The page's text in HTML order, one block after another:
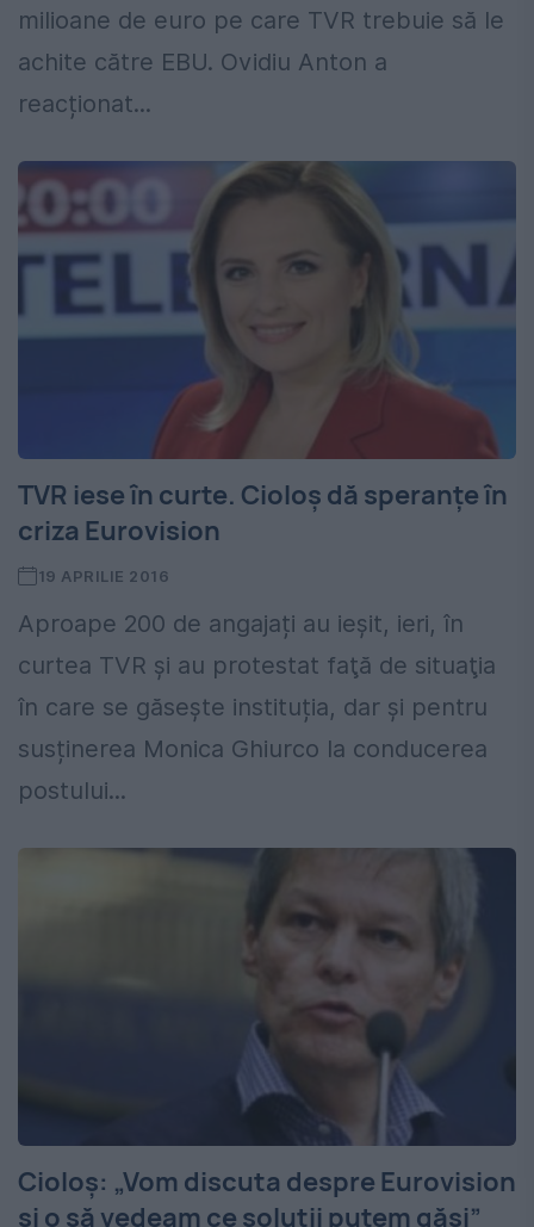
milioane de euro pe care TVR trebuie să le
achite către EBU. Ovidiu Anton a
reacționat...
TVR iese în curte. Cioloș dă speranțe în
criza Eurovision
19 APRILIE 2016
Aproape 200 de angajați au ieșit, ieri, în
curtea TVR și au protestat faţă de situaţia
în care se găseşte instituția, dar și pentru
susținerea Monica Ghiurco la conducerea
postului...
Cioloş: „Vom discuta despre Eurovision
şi o să vedeam ce soluţii putem găsi”